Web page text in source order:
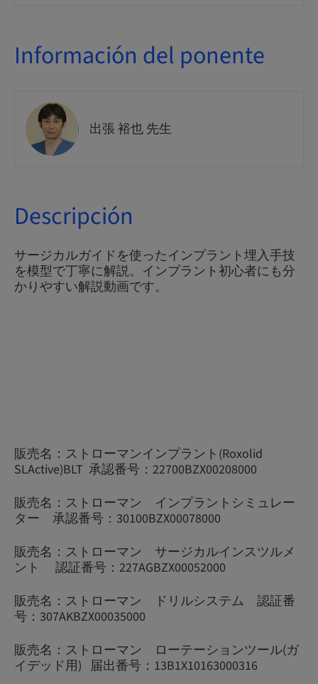
Información del ponente
出張 裕也 先生
Descripción
サージカルガイドを使ったインプラント埋入手技
を模型で丁寧に解説。インプラント初心者にも分
かりやすい解説動画です。
販売名：ストローマンインプラント(Roxolid
SLActive)BLT 承認番号：22700BZX00208000
販売名：ストローマン インプラントシミュレー
ター 承認番号：30100BZX00078000
販売名：ストローマン サージカルインスツルメ
ント 認証番号：227AGBZX00052000
販売名：ストローマン ドリルシステム 認証番
号：307AKBZX00035000
販売名：ストローマン ローテーションツール(ガ
イデッド用) 届出番号：13B1X10163000316